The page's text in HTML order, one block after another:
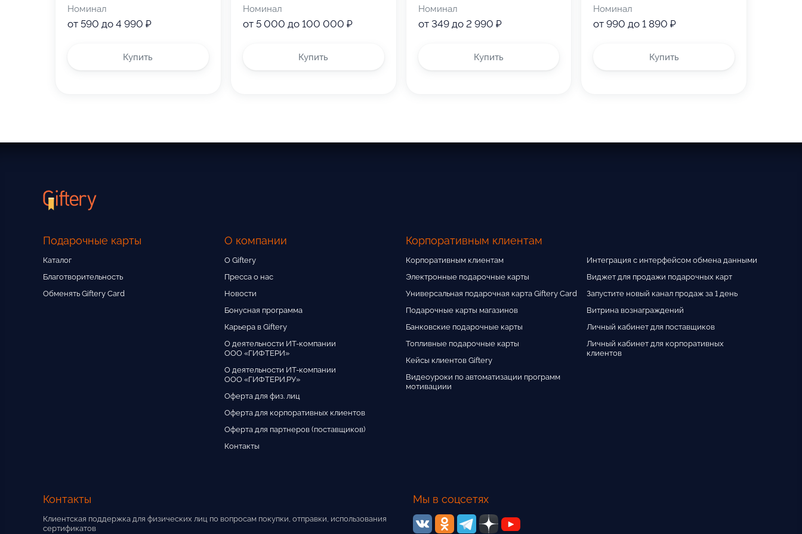
Сертификат не суммируется с другими акциями, промокодами и предложениями сервиса.
Номинал
от 590 до 4 990 ₽
Купить
Номинал
от 5 000 до 100 000 ₽
Купить
Номинал
от 349 до 2 990 ₽
Купить
Номинал
от 990 до 1 890 ₽
Купить
Подарочные карты
Каталог
Благотворительность
Обменять Giftery Card
Корпоративным клиентам
Корпоративным клиентам
Электронные подарочные карты
Универсальная подарочная карта Giftery Card
Подарочные карты магазинов
Банковские подарочные карты
Топливные подарочные карты
Кейсы клиентов Giftery
Видеоуроки по автоматизации программ
мотивациии
Интеграция с интерфейсом обмена данными
Виджет для продажи подарочных карт
Запустите новый канал продаж за 1 день
Витрина вознаграждений
Личный кабинет для поставщиков
Личный кабинет для корпоративных
клиентов
О компании
О Giftery
Пресса о нас
Новости
Бонусная программа
Карьера в Giftery
О деятельности ИТ-компании
ООО «ГИФТЕРИ»
О деятельности ИТ-компании
ООО «ГИФТЕРИ.РУ»
Оферта для физ. лиц
Оферта для корпоративных клиентов
Оферта для партнеров (поставщиков)
Контакты
Контакты
Клиентская поддержка для физических лиц по вопросам покупки, отправки, использования
сертификатов
Мы в соцсетях